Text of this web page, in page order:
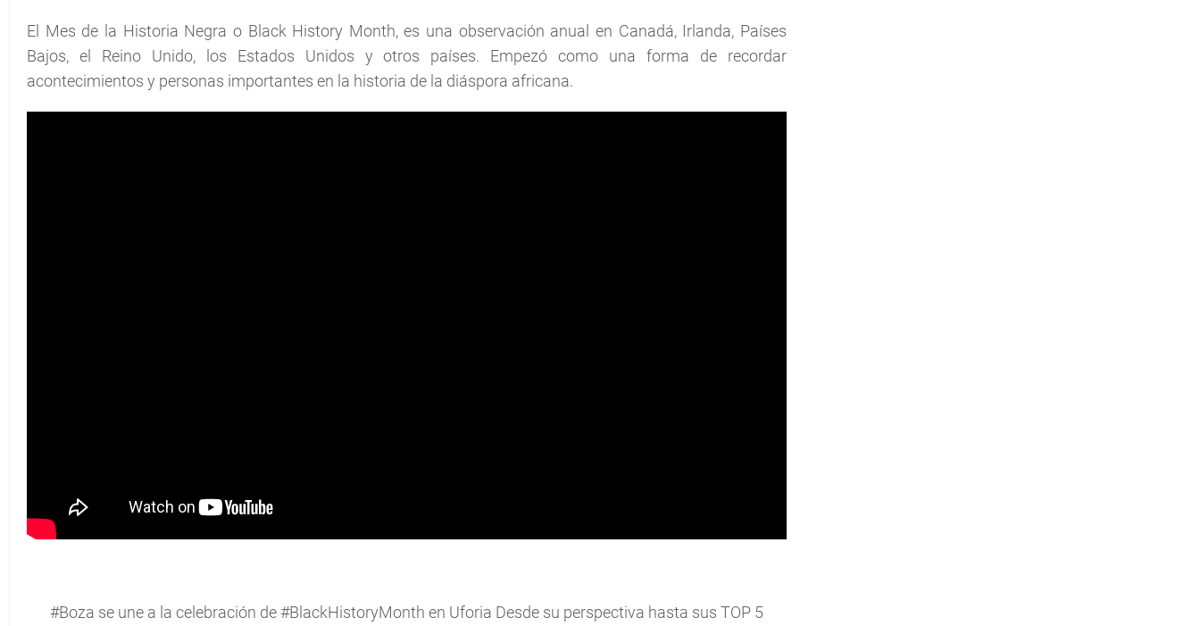
El Mes de la Historia Negra o Black History Month, es una observación anual en Canadá, Irlanda, Países
Bajos, el Reino Unido, los Estados Unidos y otros países. Empezó como una forma de recordar
acontecimientos y personas importantes en la historia de la diáspora africana.
#Boza se une a la celebración de#BlackHistoryMonth en Uforia Desde su perspectiva hasta sus TOP 5